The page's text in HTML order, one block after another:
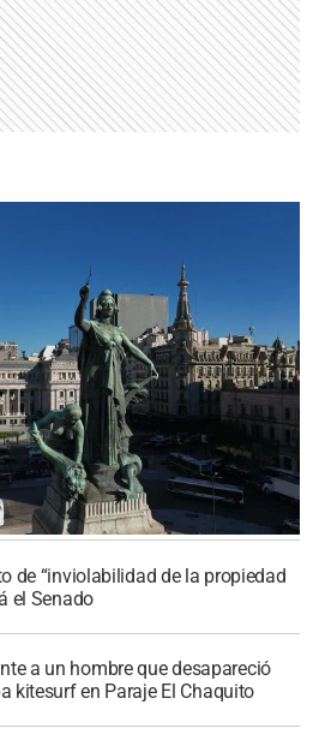
de “inviolabilidad de la propiedad
el Senado
a un hombre que desapareció
kitesurf en Paraje El Chaquito